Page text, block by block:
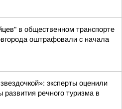
в общественном транспорте
оштрафовали с начала
эксперты оценили
развития речного туризма в